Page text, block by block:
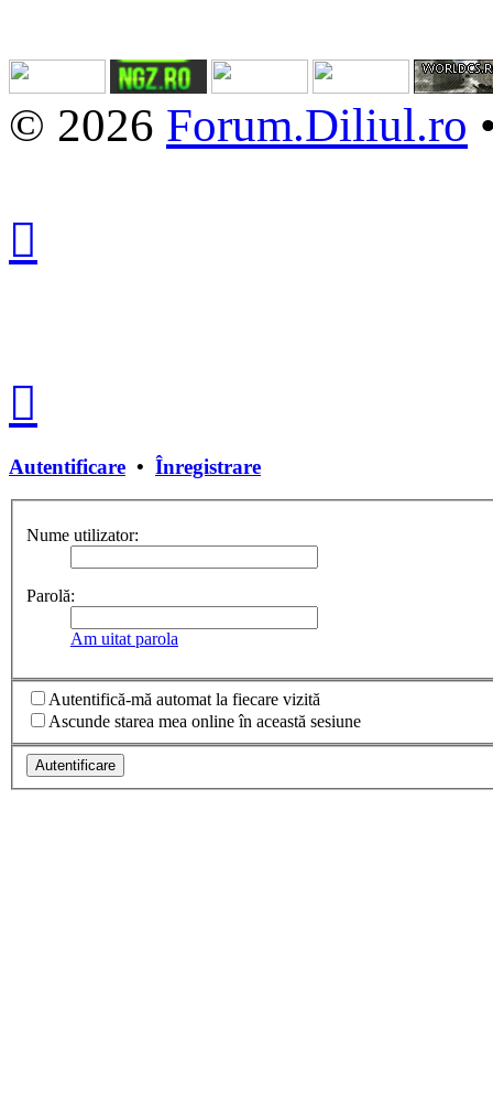
© 2026 Forum.Diliul.ro
Autentificare • Înregistrare
Nume utilizator:
Parolă:
Am uitat parola
Autentifică-mă automat la fiecare vizită
Ascunde starea mea online în această sesiune